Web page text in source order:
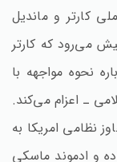
کارتر و ماندیل
می‌رود که کارتر
نحوه مواجهه با
ـ اعزام می‌کند.
نظامی امریکا به
و ادموند ماسکی